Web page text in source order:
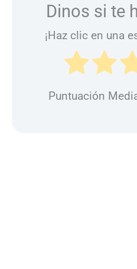
Dinos si te
¡Haz clic en una
Puntuación